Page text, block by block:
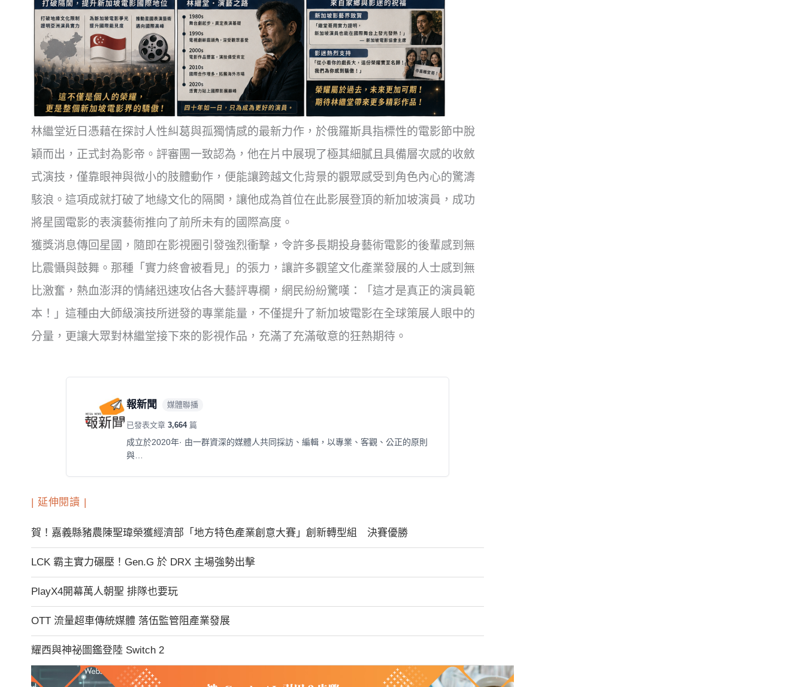
林繼堂近日憑藉在探討人性糾葛與孤獨情感的最新力作，於俄羅斯具指標性的電影節中脫
穎而出，正式封為影帝。評審團一致認為，他在片中展現了極其細膩且具備層次感的收斂
式演技，僅靠眼神與微小的肢體動作，便能讓跨越文化背景的觀眾感受到角色內心的驚濤
駭浪。這項成就打破了地緣文化的隔閡，讓他成為首位在此影展登頂的新加坡演員，成功
將星國電影的表演藝術推向了前所未有的國際高度。
獲獎消息傳回星國，隨即在影視圈引發強烈衝擊，令許多長期投身藝術電影的後輩感到無
比震懾與鼓舞。那種「實力終會被看見」的張力，讓許多觀望文化產業發展的人士感到無
比激奮，熱血澎湃的情緒迅速攻佔各大藝評專欄，網民紛紛驚嘆：「這才是真正的演員範
本！」這種由大師級演技所迸發的專業能量，不僅提升了新加坡電影在全球策展人眼中的
分量，更讓大眾對林繼堂接下來的影視作品，充滿了充滿敬意的狂熱期待。
報新聞 媒體聯播
已發表文章 3,664篇
成立於2020年· 由一群資深的媒體人共同採訪、編輯，以專業、客觀、公正的原則
與…
| 延伸閱讀 |
賀！嘉義縣豬農陳聖瑋榮獲經濟部「地方特色產業創意大賽」創新轉型組 決賽優勝
LCK 霸主實力碾壓！Gen.G 於 DRX 主場強勢出擊
PlayX4開幕萬人朝聖 排隊也要玩
OTT 流量超車傳統媒體 落伍監管阻產業發展
耀西與神祕圖鑑登陸 Switch 2